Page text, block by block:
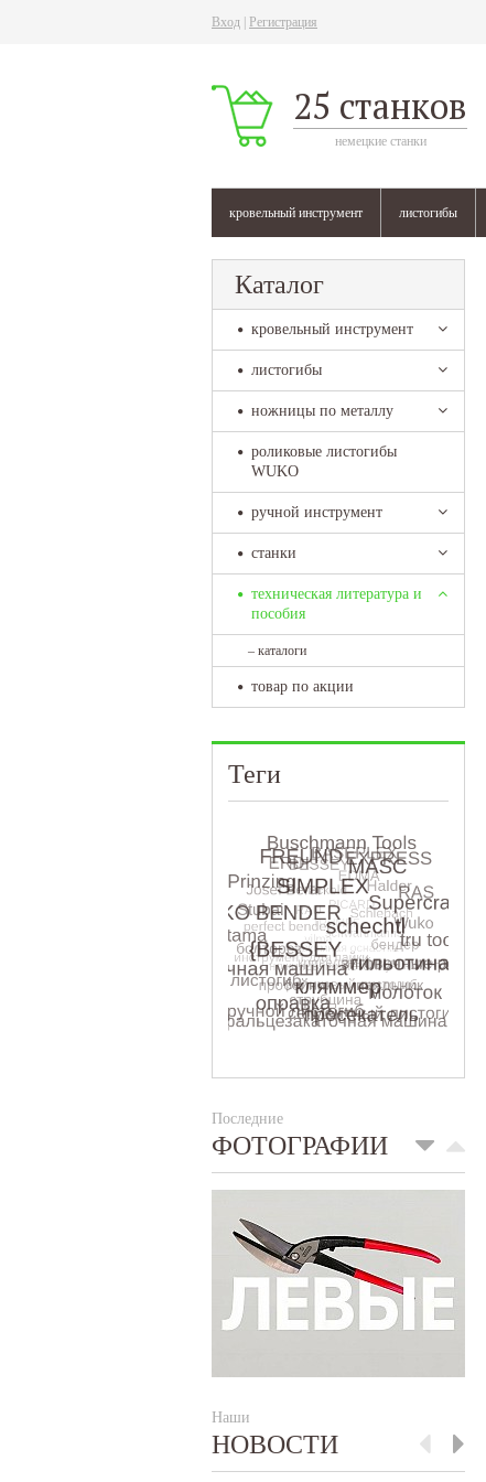
Вход Регистрация
25 станков
немецкие станки
кровельный инструмент листогибы
Каталог
кровельный инструмент
листогибы
ножницы по металлу
роликовые листогибы
WUKO
ручной инструмент
станки
техническая литература и
пособия
– каталоги
товар по акции
Теги
Последние
ФОТОГРАФИИ
Наши
НОВОСТИ